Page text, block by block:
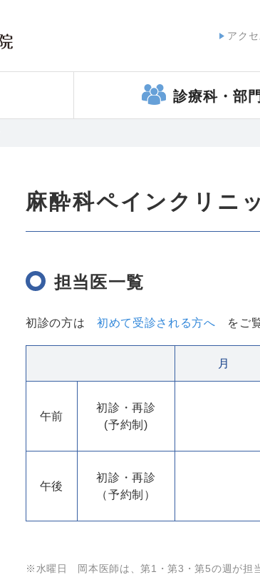
アクセ
診療科・部
麻酔科ペインクリニ
担当医一覧
初診の方は初めて受診される方へ をご覧
月
午前
初診・再診
(予約制)
午後
初診・再診
（予約制）
※水曜日 岡本医師は、第1・第3・第5の週が担当